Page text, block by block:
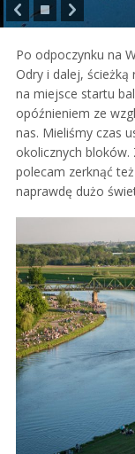
Po odpoczynku na
Odry i dalej, ścieżką
na miejsce startu
opóźnieniem ze
nas. Mieliśmy czas
okolicznych bloków.
polecam zerknąć
naprawdę dużo